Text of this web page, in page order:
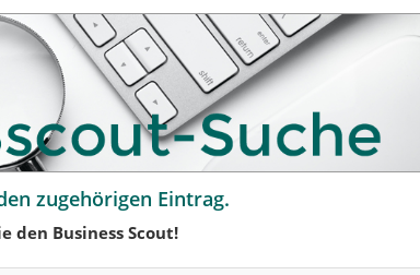
zugehörigen Eintrag.
den Business Scout!